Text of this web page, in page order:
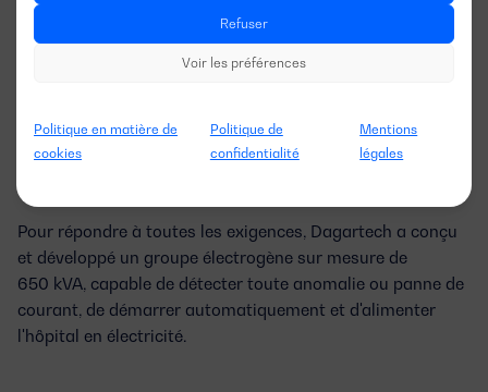
Refuser
Voir les préférences
Politique en matière de
cookies
Politique de
confidentialité
Mentions
légales
Pour répondre à toutes les exigences, Dagartech a conçu
et développé un groupe électrogène sur mesure de
650 kVA , capable de détecter toute anomalie ou panne de
courant, de démarrer automatiquement et d'alimenter
l'hôpital en électricité.